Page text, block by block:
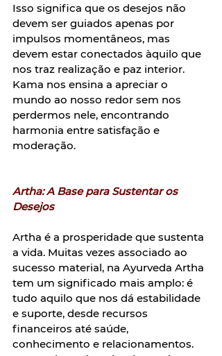
Isso significa que os desejos não
devem ser guiados apenas por
impulsos momentâneos, mas
devem estar conectados àquilo que
nos traz realização e paz interior.
Kama nos ensina a apreciar o
mundo ao nosso redor sem nos
perdermos nele, encontrando
harmonia entre satisfação e
moderação.
Artha: A Base para Sustentar os
Desejos
Artha é a prosperidade que sustenta
a vida. Muitas vezes associado ao
sucesso material, na Ayurveda Artha
tem um significado mais amplo: é
tudo aquilo que nos dá estabilidade
e suporte, desde recursos
financeiros até saúde,
conhecimento e relacionamentos.